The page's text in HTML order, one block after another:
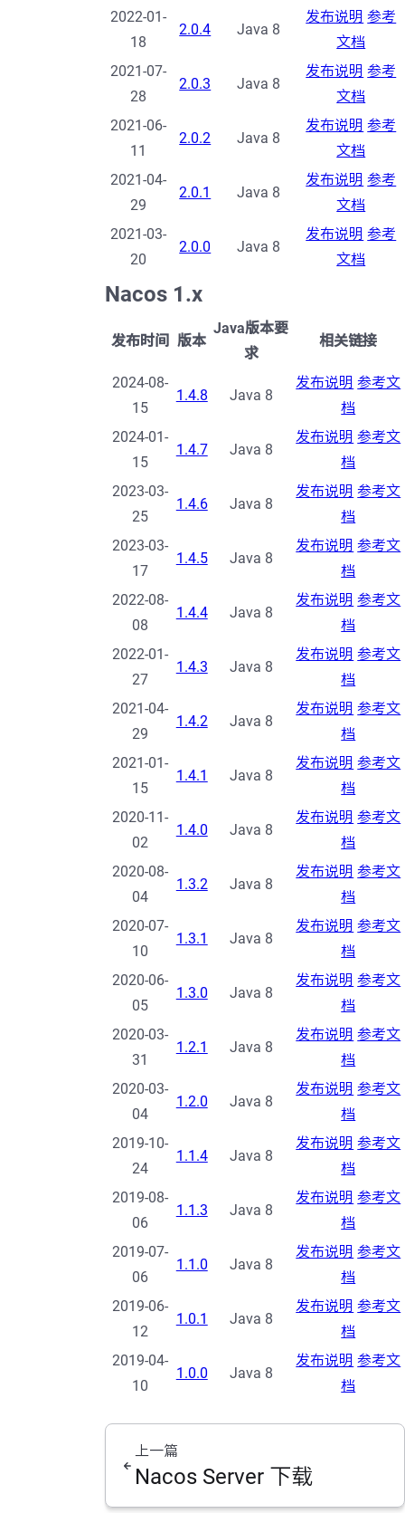
2022-01-
18
2.0.4 Java 8
发布说明 参考
文档
2021-07-
28
2.0.3 Java 8
发布说明 参考
文档
2021-06-
11
2.0.2 Java 8
发布说明 参考
文档
2021-04-
29
2.0.1 Java 8
发布说明 参考
文档
2021-03-
20
2.0.0 Java 8
发布说明 参考
文档
Nacos 1.x
发布时间 版本
Java版本要
求
相关链接
2024-08-
15
1.4.8 Java 8
发布说明 参考文
档
2024-01-
15
1.4.7 Java 8
发布说明 参考文
档
2023-03-
25
1.4.6 Java 8
发布说明 参考文
档
2023-03-
17
1.4.5 Java 8
发布说明 参考文
档
2022-08-
08
1.4.4 Java 8
发布说明 参考文
档
2022-01-
27
1.4.3 Java 8
发布说明 参考文
档
2021-04-
29
1.4.2 Java 8
发布说明 参考文
档
2021-01-
15
1.4.1 Java 8
发布说明 参考文
档
2020-11-
02
1.4.0 Java 8
发布说明 参考文
档
2020-08-
04
1.3.2 Java 8
发布说明 参考文
档
2020-07-
10
1.3.1 Java 8
发布说明 参考文
档
2020-06-
05
1.3.0 Java 8
发布说明 参考文
档
2020-03-
31
1.2.1 Java 8
发布说明 参考文
档
2020-03-
04
1.2.0 Java 8
发布说明 参考文
档
2019-10-
24
1.1.4 Java 8
发布说明 参考文
档
2019-08-
06
1.1.3 Java 8
发布说明 参考文
档
2019-07-
06
1.1.0 Java 8
发布说明 参考文
档
2019-06-
12
1.0.1 Java 8
发布说明 参考文
档
2019-04-
10
1.0.0 Java 8
发布说明 参考文
档
上一篇
Nacos Server 下载